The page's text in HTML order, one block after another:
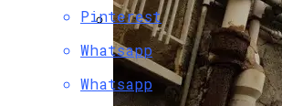
Конец Света В
Pinterest
Whatsapp
Whatsapp